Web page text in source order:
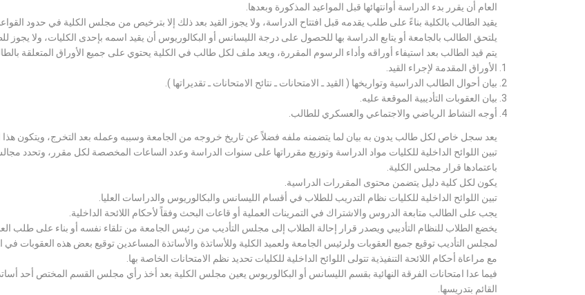
العام أن يقرر بدء الدراسة أوانتهائها قبل المواعيد المذكورة وبعدها.
يقيد الطالب بالكلية بناءً على طلب يقدمه قبل افتتاح الدراسة، ولا يجوز القيد بعد ذلك إلا بترخيص من مجلس الكلية في حدود
يلتحق الطالب بالجامعة أو يتابع الدراسة بها للحصول على درجة الليسانس أو البكالوريوس أن يقيد اسمه بإحدى الكليات، ولا
يتم قيد الطالب بعد استيفاء أوراقه وأداء الرسوم المقررة، ويعد ملف لكل طالب في الكلية يحتوي على جميع الأوراق المتعلقة
الأوراق المقدمة لإجراء القيد.
بيان أحوال الطالب الدراسية وتواريخها ( القيد ـ الامتحانات ـ نتائح الامتحانات ـ تقديراتها ).
بيان العقوبات التأديبية الموقعة عليه.
أوجه النشاط الرياضي والاجتماعي والعسكري للطالب.
يعد سجل خاص لكل طالب يدون به بيان لما يتضمنه ملفه فضلاً عن تاريخ خروجه من الجامعة وسببه وعمله بعد التخرج، ويتكون
تبين اللوائح الداخلية للكليات مواد الدراسة وتوزيع مقرراتها على سنوات الدراسة وعدد الساعات المخصصة لكل مقرر،
باعتمادها قرار مجلس الكلية.
يكون لكل كلية دليل يتضمن محتوى المقررات الدراسية.
تبين اللوائح الداخلية للكليات نظام التدريب للطلاب في أقسام الليسانس والبكالوريوس والدراسات العليا.
يجب على الطالب متابعة الدروس والاشتراك في التمرينات العملية أو قاعات البحث وفقاً لأحكام اللائحة الداخلية.
يخضع الطلاب للنظام التأديبي ويصدر قرار إحالة الطلاب إلى مجلس التأديب من رئيس الجامعة من تلقاء نفسه أو بناء على طلب
لمجلس التأديب توقيع جميع العقوبات ولرئيس الجامعة ولعميد الكلية وللأساتذة والأساتذة المساعدين توقيع بعض هذه العقوبات في
مع مراعاة أحكام اللائحة التنفيذية تتولى اللوائح الداخلية للكليات تحديد نظم الامتحانات الخاصة بها.
فيما عدا امتحانات الفرقة النهائية بقسم الليسانس أو البكالوريوس يعين مجلس الكلية بعد أخذ رأي مجلس القسم المختص أحد
القائم بتدريسها.